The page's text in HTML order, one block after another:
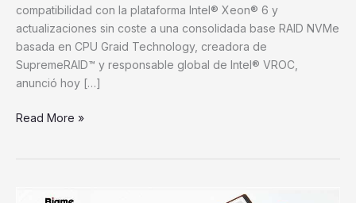
compatibilidad con la plataforma Intel® Xeon® 6 y
actualizaciones sin coste a una consolidada base RAID NVMe
basada en CPU Graid Technology, creadora de
SupremeRAID™ y responsable global de Intel® VROC,
anunció hoy […]
Read More »
Bigme